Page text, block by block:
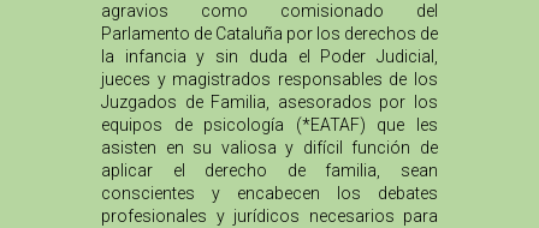
agravios como comisionado del
Parlamento de Cataluña por los derechos de
la infancia y sin duda el Poder Judicial,
jueces y magistrados responsables de los
Juzgados de Familia, asesorados por los
equipos de psicología (*EATAF) que les
asisten en su valiosa y difícil función de
aplicar el derecho de familia, sean
conscientes y encabecen los debates
profesionales y jurídicos necesarios para